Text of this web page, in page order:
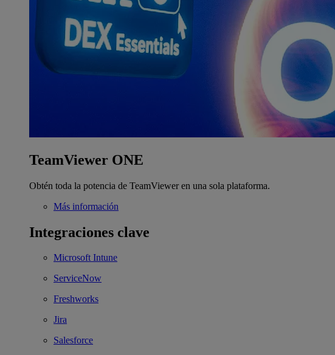
TeamViewer ONE
Obtén toda la potencia de TeamViewer en una sola plataforma.
Más información
Integraciones clave
Microsoft Intune
ServiceNow
Freshworks
Jira
Salesforce